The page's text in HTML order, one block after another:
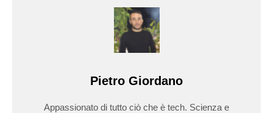
Pietro Giordano
Appassionato di tutto ciò che è tech. Scienza e